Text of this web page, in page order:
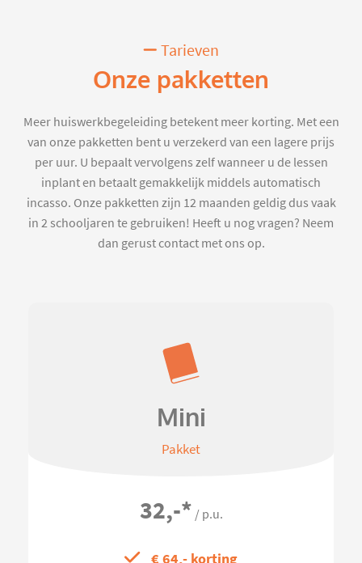
Tarieven
Onze pakketten
Meer huiswerkbegeleiding betekent meer korting. Met een
van onze pakketten bent u verzekerd van een lagere prijs
per uur. U bepaalt vervolgens zelf wanneer u de lessen
inplant en betaalt gemakkelijk middels automatisch
incasso. Onze pakketten zijn 12 maanden geldig dus vaak
in 2 schooljaren te gebruiken! Heeft u nog vragen? Neem
dan gerust contact met ons op.
Mini
Pakket
32,-* / p.u.